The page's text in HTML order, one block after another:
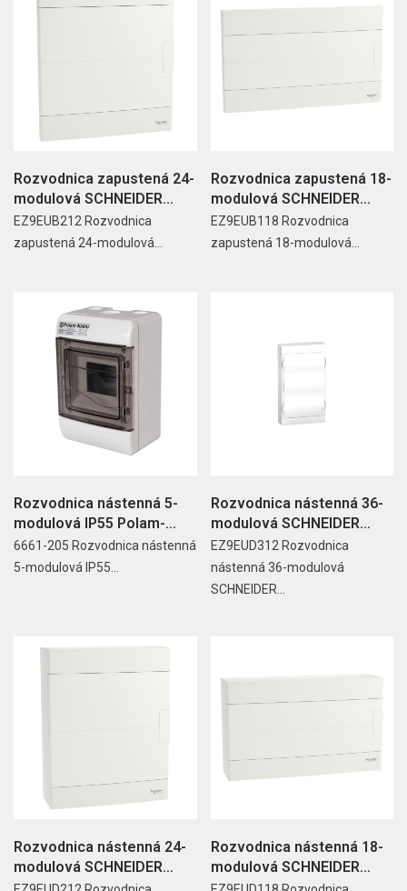
Rozvodnica zapustená 24-
modulová SCHNEIDER...
EZ9EUB212 Rozvodnica
zapustená 24-modulová...
Rozvodnica zapustená 18-
modulová SCHNEIDER...
EZ9EUB118 Rozvodnica
zapustená 18-modulová...
Rozvodnica nástenná 5-
modulová IP55 Polam-
Nakło
6661-205 Rozvodnica nástenná
5-modulová IP55...
Rozvodnica nástenná 36-
modulová SCHNEIDER
EASY9...
EZ9EUD312 Rozvodnica
nástenná 36-modulová
SCHNEIDER...
Rozvodnica nástenná 24-
modulová SCHNEIDER
EASY9...
Rozvodnica nástenná 18-
modulová SCHNEIDER
EASY9...